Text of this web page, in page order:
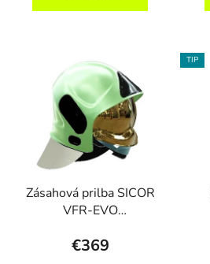
Zásahová prilba SICOR
VFR-EVO
štít
€369
TIP